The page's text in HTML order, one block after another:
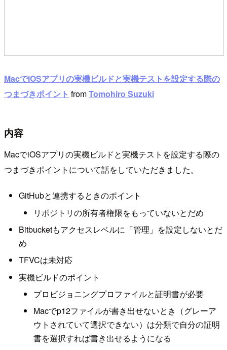
MacでiOSアプリの実機ビルドと実機テストを設定する際の
つまづきポイント fromTomohiro Suzuki
内容
MacでiOSアプリの実機ビルドと実機テストを設定する際の
つまづきポイントについて話をしていただきました。
GitHubと連携するときのポイント
リポジトリの所有者権限をもっていないとだめ
Bitbucketもアクセスレベルに「管理」を設定しないとだ
め
TFVCは未対応
実機ビルドのポイント
プロビジョニングプロファイルと証明書が必要
Macでp12ファイルが書き出せないとき（グレーア
ウトされていて選択できない）は分類で自分の証明
書を選択すれば書き出せるようになる